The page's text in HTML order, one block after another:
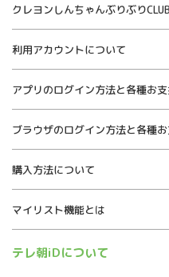
クレヨンしんちゃんぶりぶり
利用アカウントについて
アプリのログイン方法と各種お
ブラウザのログイン方法と各種
購入方法について
マイリスト機能とは
テレ朝iDについて